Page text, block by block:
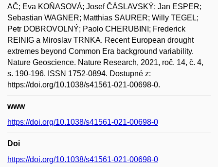
AČ; Eva KOŇASOVÁ; Josef ČÁSLAVSKÝ; Jan ESPER;
Sebastian WAGNER; Matthias SAURER; Willy TEGEL;
Petr DOBROVOLNÝ; Paolo CHERUBINI; Frederick
REINIG a Miroslav TRNKA. Recent European drought
extremes beyond Common Era background variability.
Nature Geoscience. Nature Research, 2021, roč. 14, č. 4,
s. 190-196. ISSN 1752-0894. Dostupné z:
https://doi.org/10.1038/s41561-021-00698-0.
www
https://doi.org/10.1038/s41561-021-00698-0
Doi
https://doi.org/10.1038/s41561-021-00698-0